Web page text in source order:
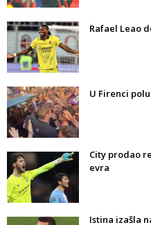
Rafael Leao
U Firenci
City prodao
evra
Istina izašla